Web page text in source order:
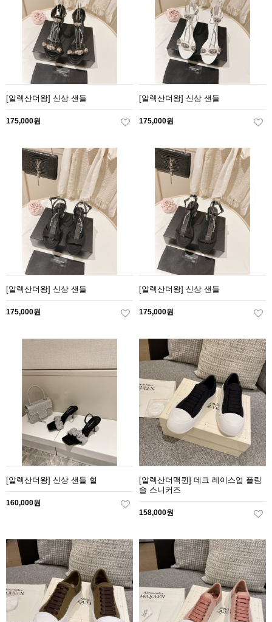
[알렉산더왕] 신상 샌들
175,000원
[알렉산더왕] 신상 샌들
175,000원
[알렉산더왕] 신상 샌들
175,000원
[알렉산더왕] 신상 샌들
175,000원
[알렉산더왕] 신상 샌들 힐
160,000원
[알렉산더맥퀸] 데크 레이스업 플림
솔 스니커즈
158,000원